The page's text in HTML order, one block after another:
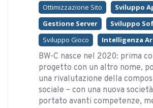
Ottimizzazione Sito
Sviluppo
Gestione Server
Sviluppo
Sviluppo Gioco
Intelligenza
BW-C nasce nel 2020: prima
progetto con un altro nome,
una rivalutazione della
sociale – con una nuova
portato avanti competenze,